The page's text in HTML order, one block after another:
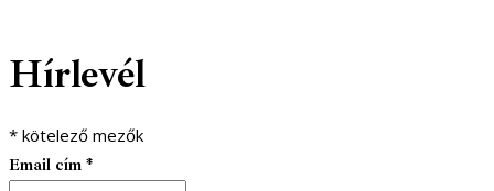
Hírlevél
* kötelező mezők
Email cím *